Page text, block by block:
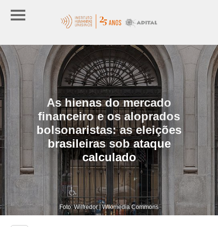
As hienas do mercado
financeiro e os aloprados
bolsonaristas: as eleições
brasileiras sob ataque
calculado
Foto: Wilfredor | Wikimedia Commons